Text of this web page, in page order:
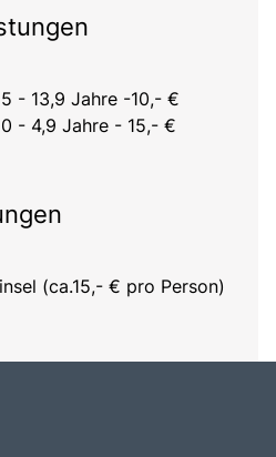
- 13,9 Jahre -10,- €
- 4,9 Jahre - 15,- €
(ca.15,- € pro Person)